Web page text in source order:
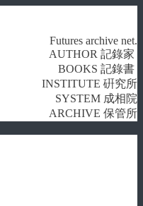
Futures archive net.
AUTHOR 記錄家
BOOKS 記錄書
INSTITUTE 硏究所
SYSTEM 成相院
ARCHIVE 保管所